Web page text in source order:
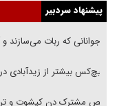
پیشنهاد سردبیر
نوجوانانی که ربات می‌سازند و
هیچ‌کس بیشتر از زیدآبادی
رقص مشترک دن کیشوت و